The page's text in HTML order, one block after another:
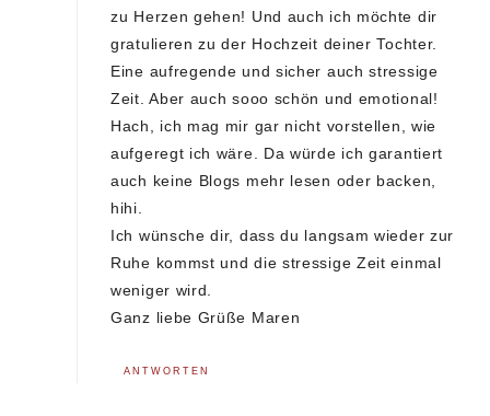
zu Herzen gehen! Und auch ich möchte dir
gratulieren zu der Hochzeit deiner Tochter.
Eine aufregende und sicher auch stressige
Zeit. Aber auch sooo schön und emotional!
Hach, ich mag mir gar nicht vorstellen, wie
aufgeregt ich wäre. Da würde ich garantiert
auch keine Blogs mehr lesen oder backen,
hihi.
Ich wünsche dir, dass du langsam wieder zur
Ruhe kommst und die stressige Zeit einmal
weniger wird.
Ganz liebe Grüße Maren
ANTWORTEN